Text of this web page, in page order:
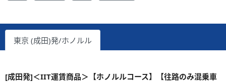
東京 (成田)発/ホノルル
[成田発]＜IIT運賃商品＞【ホノルルコース】【往路のみ混乗車